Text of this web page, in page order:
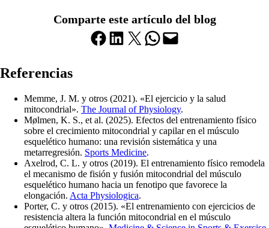
Comparte este artículo del blog
Compartir en Facebook
Compartir en LinkedIn
Compartir en X Compartir en WhatsApp
Enviar esta página por correo electrónico
Referencias
Memme, J. M. y otros (2021). «El ejercicio y la salud
mitocondrial». The Journal of Physiology.
Mølmen, K. S., et al. (2025). Efectos del entrenamiento físico
sobre el crecimiento mitocondrial y capilar en el músculo
esquelético humano: una revisión sistemática y una
metarregresión. Sports Medicine.
Axelrod, C. L. y otros (2019). El entrenamiento físico remodela
el mecanismo de fisión y fusión mitocondrial del músculo
esquelético humano hacia un fenotipo que favorece la
elongación. Acta Physiologica.
Porter, C. y otros (2015). «El entrenamiento con ejercicios de
resistencia altera la función mitocondrial en el músculo